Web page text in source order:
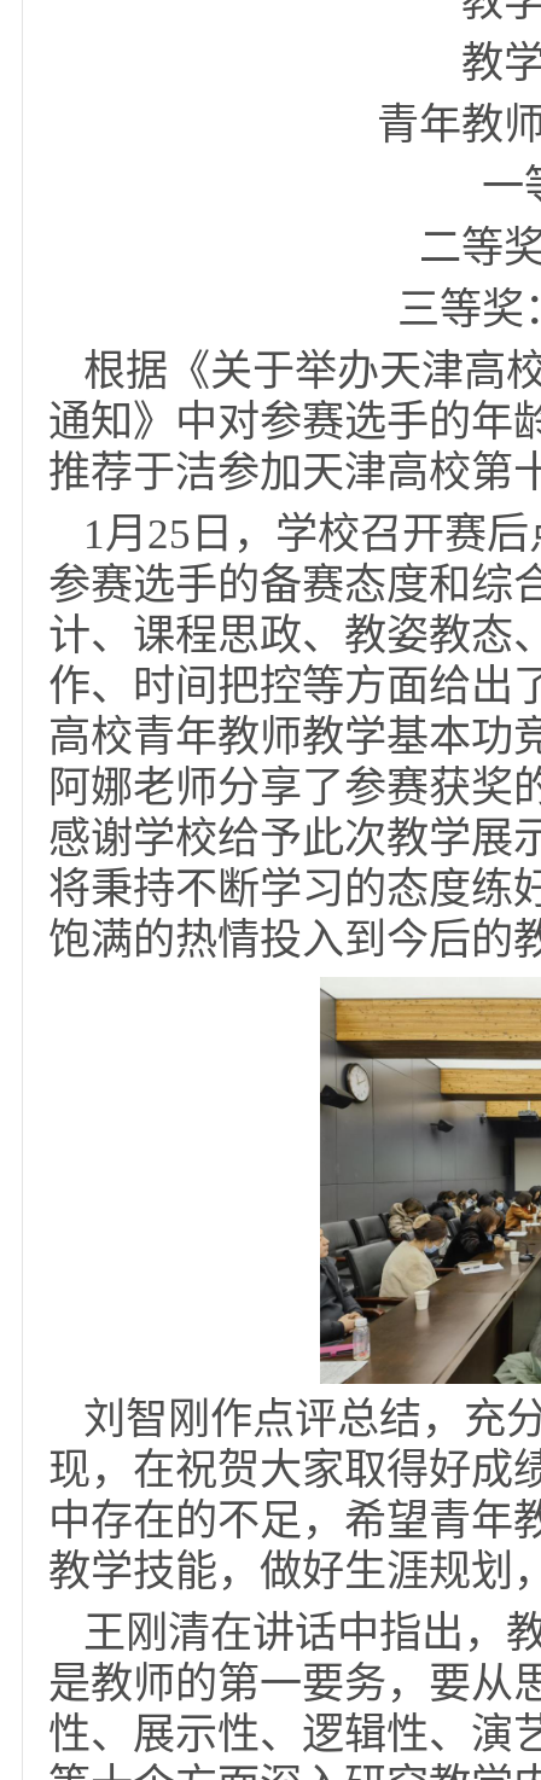
青年教
青年
二
三
根据《关于举办天津
通知》中对参赛选手
推荐于洁参加天津高
1月25日，学校召开
参赛选手的备赛态度
计、课程思政、教姿教
作、时间把控等方面
高校青年教师教学基
阿娜老师分享了参赛
感谢学校给予此次教
将秉持不断学习的态
饱满的热情投入到今